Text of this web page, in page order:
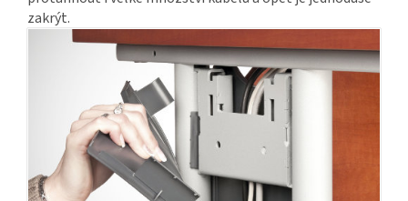
zakrýt.